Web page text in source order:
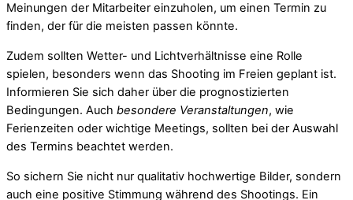
Meinungen der Mitarbeiter einzuholen, um einen Termin zu
finden, der für die meisten passen könnte.
Zudem sollten Wetter- und Lichtverhältnisse eine Rolle
spielen, besonders wenn das Shooting im Freien geplant ist.
Informieren Sie sich daher über die prognostizierten
Bedingungen. Auch besondere Veranstaltungen, wie
Ferienzeiten oder wichtige Meetings, sollten bei der Auswahl
des Termins beachtet werden.
So sichern Sie nicht nur qualitativ hochwertige Bilder, sondern
auch eine positive Stimmung während des Shootings. Ein